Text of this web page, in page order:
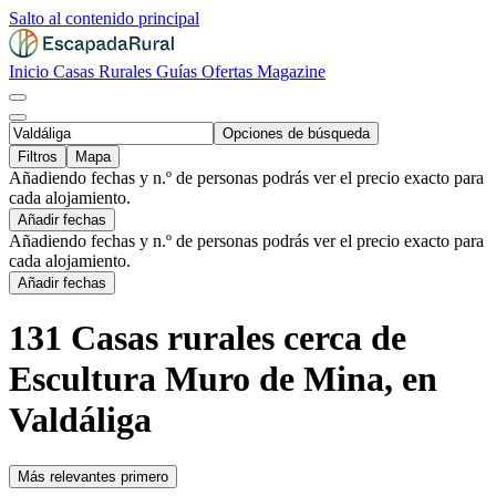
Salto al contenido principal
Inicio Casas Rurales Guías Ofertas Magazine
Opciones de búsqueda
Filtros
Mapa
Añadiendo fechas y n.º de personas podrás ver el precio exacto para
cada alojamiento.
Añadir fechas
Añadiendo fechas y n.º de personas podrás ver el precio exacto para
cada alojamiento.
Añadir fechas
131 Casas rurales cerca de
Escultura Muro de Mina, en
Valdáliga
Más relevantes primero